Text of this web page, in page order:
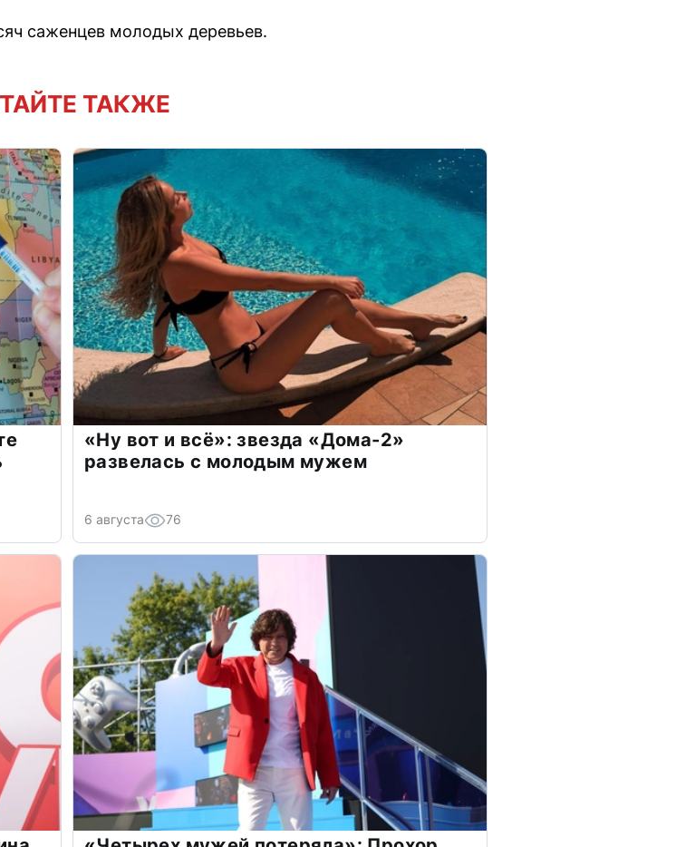
саженцев молодых деревьев.
ТАКЖЕ
«Ну вот и всё»: звезда «Дома-2»
развелась с молодым мужем
6 августа 76